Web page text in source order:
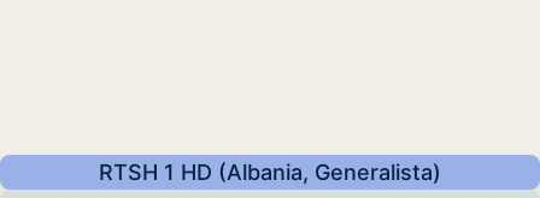
RTSH 1 HD (Albania, Generalista)